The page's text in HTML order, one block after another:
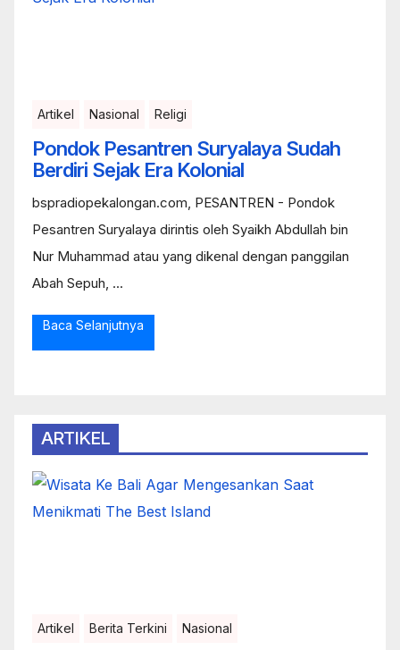
Artikel Nasional Religi
Pondok Pesantren Suryalaya Sudah
Berdiri Sejak Era Kolonial
bspradiopekalongan.com, PESANTREN - Pondok
Pesantren Suryalaya dirintis oleh Syaikh Abdullah bin
Nur Muhammad atau yang dikenal dengan panggilan
Abah Sepuh, ...
Baca Selanjutnya
ARTIKEL
Artikel Berita Terkini Nasional